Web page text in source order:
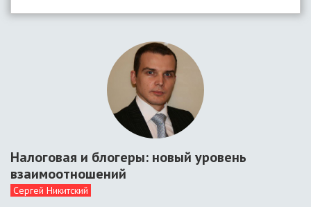
Налоговая и блогеры: новый уровень
взаимоотношений
Сергей Никитский